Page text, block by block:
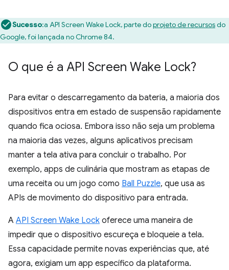
Sucesso:a API Screen Wake Lock, parte doprojeto de recursosdo
Google, foi lançada no Chrome 84.
O que é a API Screen Wake Lock?
Para evitar o descarregamento da bateria, a maioria dos
dispositivos entra em estado de suspensão rapidamente
quando fica ociosa. Embora isso não seja um problema
na maioria das vezes, alguns aplicativos precisam
manter a tela ativa para concluir o trabalho. Por
exemplo, apps de culinária que mostram as etapas de
uma receita ou um jogo como Ball Puzzle, que usa as
APIs de movimento do dispositivo para entrada.
A API Screen Wake Lock oferece uma maneira de
impedir que o dispositivo escureça e bloqueie a tela.
Essa capacidade permite novas experiências que, até
agora, exigiam um app específico da plataforma.